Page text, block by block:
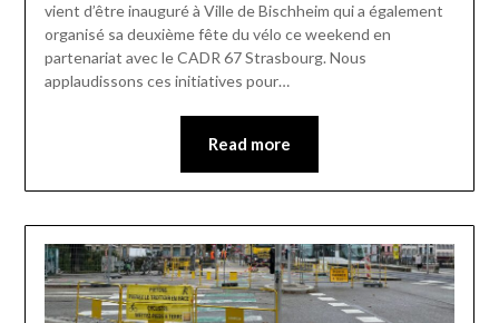
vient d’être inauguré à Ville de Bischheim qui a également
organisé sa deuxième fête du vélo ce weekend en
partenariat avec le CADR 67 Strasbourg. Nous
applaudissons ces initiatives pour…
Read more